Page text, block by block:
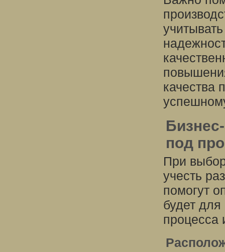
качества
под
При
учесть
помогут
будет для
процесса